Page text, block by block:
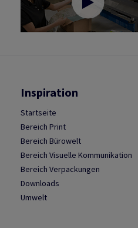
Inspiration
Startseite
Bereich Print
Bereich Bürowelt
Bereich Visuelle Kommunikation
Bereich Verpackungen
Downloads
Umwelt